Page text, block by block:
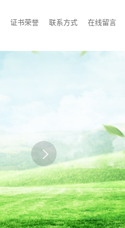
证书荣誉 联系方式 在线留言